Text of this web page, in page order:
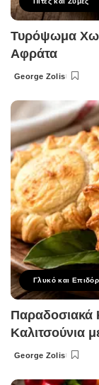
Τυρόψωμα
Αφράτα
Posted
George Zolis
Γλυκό και
Παραδοσιακά
Καλιτσούνια
Posted
George Zolis